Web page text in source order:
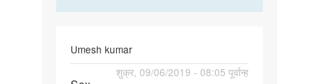
Umesh kumar
शुक्र, 09/06/2019 - 08:05 पूर्वान्ह